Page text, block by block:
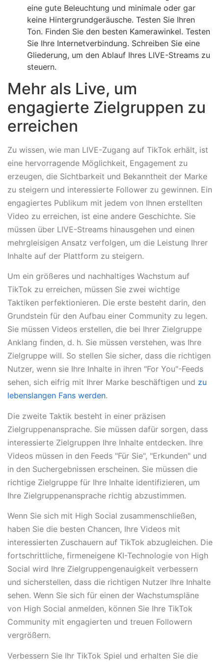
eine gute Beleuchtung und minimale oder gar
keine Hintergrundgeräusche. Testen Sie Ihren
Ton. Finden Sie den besten Kamerawinkel. Testen
Sie Ihre Internetverbindung. Schreiben Sie eine
Gliederung, um den Ablauf Ihres LIVE-Streams zu
steuern.
Mehr als Live, um
engagierte Zielgruppen zu
erreichen
Zu wissen, wie man LIVE-Zugang auf TikTok erhält, ist
eine hervorragende Möglichkeit, Engagement zu
erzeugen, die Sichtbarkeit und Bekanntheit der Marke
zu steigern und interessierte Follower zu gewinnen. Ein
engagiertes Publikum mit jedem von Ihnen erstellten
Video zu erreichen, ist eine andere Geschichte. Sie
müssen über LIVE-Streams hinausgehen und einen
mehrgleisigen Ansatz verfolgen, um die Leistung Ihrer
Inhalte auf der Plattform zu steigern.
Um ein größeres und nachhaltiges Wachstum auf
TikTok zu erreichen, müssen Sie zwei wichtige
Taktiken perfektionieren. Die erste besteht darin, den
Grundstein für den Aufbau einer Community zu legen.
Sie müssen Videos erstellen, die bei Ihrer Zielgruppe
Anklang finden, d. h. Sie müssen verstehen, was Ihre
Zielgruppe will. So stellen Sie sicher, dass die richtigen
Nutzer, wenn sie Ihre Inhalte in ihren "For You"-Feeds
sehen, sich eifrig mit Ihrer Marke beschäftigen und zu
lebenslangen Fans werden.
Die zweite Taktik besteht in einer präzisen
Zielgruppenansprache. Sie müssen dafür sorgen, dass
interessierte Zielgruppen Ihre Inhalte entdecken. Ihre
Videos müssen in den Feeds "Für Sie", "Erkunden" und
in den Suchergebnissen erscheinen. Sie müssen die
richtige Zielgruppe für Ihre Inhalte identifizieren, um
Ihre Zielgruppenansprache richtig abzustimmen.
Wenn Sie sich mit High Social zusammenschließen,
haben Sie die besten Chancen, Ihre Videos mit
interessierten Zuschauern auf TikTok abzugleichen. Die
fortschrittliche, firmeneigene KI-Technologie von High
Social wird Ihre Zielgruppengenauigkeit verbessern
und sicherstellen, dass die richtigen Nutzer Ihre Inhalte
sehen. Wenn Sie sich für einen der Wachstumspläne
von High Social anmelden, können Sie Ihre TikTok
Community mit engagierten und treuen Followern
vergrößern.
Verbessern Sie Ihr TikTok Spiel und erhalten Sie die